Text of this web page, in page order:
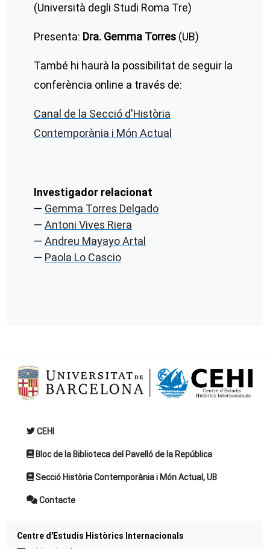
(Università degli Studi Roma Tre)
Presenta: Dra. Gemma Torres (UB)
També hi haurà la possibilitat de seguir la
conferència online a través de:
Canal de la Secció d'Història
Contemporània i Món Actual
Investigador relacionat
Gemma Torres Delgado
Antoni Vives Riera
Andreu Mayayo Artal
Paola Lo Cascio
CEHI
Bloc de la Biblioteca del Pavelló de la República
Secció Història Contemporània i Món Actual, UB
Contacte
Centre d'Estudis Històrics Internacionals